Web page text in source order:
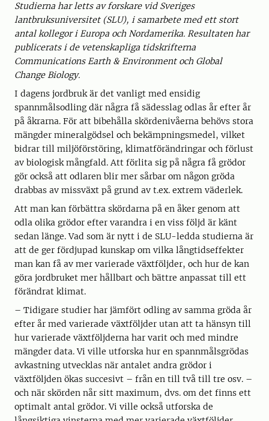
Studierna har letts av forskare vid Sveriges
lantbruksuniversitet (SLU), i samarbete med ett stort
antal kollegor i Europa och Nordamerika. Resultaten har
publicerats i de vetenskapliga tidskrifterna
Communications Earth & Environment och Global
Change Biology.
I dagens jordbruk är det vanligt med ensidig
spannmålsodling där några få sädesslag odlas år efter år
på åkrarna. För att bibehålla skördenivåerna behövs stora
mängder mineralgödsel och bekämpningsmedel, vilket
bidrar till miljöförstöring, klimatförändringar och förlust
av biologisk mångfald. Att förlita sig på några få grödor
gör också att odlaren blir mer sårbar om någon gröda
drabbas av missväxt på grund av t.ex. extrem väderlek.
Att man kan förbättra skördarna på en åker genom att
odla olika grödor efter varandra i en viss följd är känt
sedan länge. Vad som är nytt i de SLU-ledda studierna är
att de ger fördjupad kunskap om vilka långtidseffekter
man kan få av mer varierade växtföljder, och hur de kan
göra jordbruket mer hållbart och bättre anpassat till ett
förändrat klimat.
– Tidigare studier har jämfört odling av samma gröda år
efter år med varierade växtföljder utan att ta hänsyn till
hur varierade växtföljderna har varit och med mindre
mängder data. Vi ville utforska hur en spannmålsgrödas
avkastning utvecklas när antalet andra grödor i
växtföljden ökas succesivt – från en till två till tre osv. –
och när skörden når sitt maximum, dvs. om det finns ett
optimalt antal grödor. Vi ville också utforska de